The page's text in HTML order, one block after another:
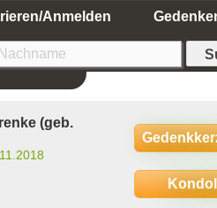
Anmelden
(geb.